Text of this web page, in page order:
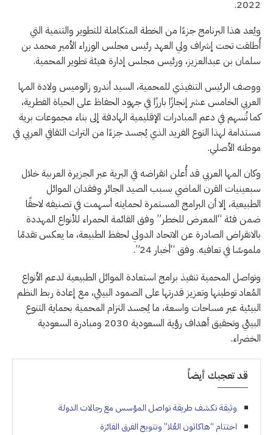
2022.
ويُعد هذا البرنامج جزءًا من الخطة المتكاملة للتطوير والتنمية التي
أُطلقت تحت إشراف ولي العهد رئيس مجلس الوزراء الأمير محمد بن
سلمان بن عبدالعزيز، ورئيس مجلس إدارة هيئة تطوير المحمية.
ووصف الرئيس التنفيذي للمحمية، السيد أندرو زالوميس ولادة المها
العربي الخامس عشر إنجازًا بارزًا في جهود الحفاظ على الحياة الفطرية،
كما تُسهم في دعم المبادرات الإقليمية الهادفة إلى بناء مجموعات برية
مستدامة لهذا النوع الفريد الذي يُجسد جزءًا من التراث الثقافي العربي في
موطنه الأصلي.
وكان المها العربي قد أُعلن انقراضه في البرية عبر الجزيرة العربية خلال
سبعينيات القرن الماضي بسبب الصيد الجائر وفقدان الموائل
الطبيعية، إلا أن البرامج المستمرة لحمايته أسهمت في تصنيفه لاحقًا
ضمن فئة “المعرض للخطر” وفق القائمة الحمراء للأنواع المهددة
بالانقراض الصادرة عن الاتحاد الدولي لحفظ الطبيعة، ما يعكس تقدمًا
ملموسًا في تعافيه. وفق “أخبار 24”.
وتواصل المحمية تنفيذ برامج استعادة الموائل الطبيعية لدعم الأنواع
المُعاد توطينها وتعزيز قدرتها على الصمود البيئي، مع إعادة ربط النظم
البيئية عبر مساحات واسعة، ما يُجسد التزام المحمية بحماية التنوع
البيئي وتحقيق أهداف رؤية السعودية 2030 ومبادرة السعودية
الخضراء.
قد تعجبك أيضاً
وثيقة تكشف طريقة تواصل المؤسس مع رجالات الدولة
اختتام “هاكاثون العُلا” وتتويج الفرق الفائزة